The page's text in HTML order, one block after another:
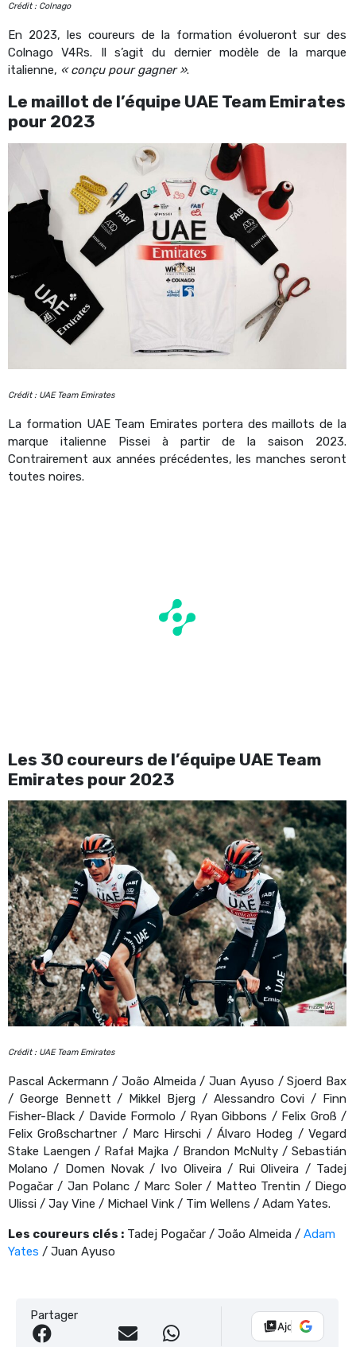
Crédit : Colnago
En 2023, les coureurs de la formation évolueront sur des
Colnago V4Rs. Il s’agit du dernier modèle de la marque
italienne, « conçu pour gagner ».
Le maillot de l’équipe UAE Team Emirates
pour 2023
Crédit : UAE Team Emirates
La formation UAE Team Emirates portera des maillots de la
marque italienne Pissei à partir de la saison 2023.
Contrairement aux années précédentes, les manches seront
toutes noires.
Les 30 coureurs de l’équipe UAE Team
Emirates pour 2023
Crédit : UAE Team Emirates
Pascal Ackermann / João Almeida / Juan Ayuso / Sjoerd Bax
/ George Bennett / Mikkel Bjerg / Alessandro Covi / Finn
Fisher-Black / Davide Formolo / Ryan Gibbons / Felix Groß /
Felix Großschartner / Marc Hirschi / Álvaro Hodeg / Vegard
Stake Laengen / Rafał Majka / Brandon McNulty / Sebastián
Molano / Domen Novak / Ivo Oliveira / Rui Oliveira / Tadej
Pogačar / Jan Polanc / Marc Soler / Matteo Trentin / Diego
Ulissi / Jay Vine / Michael Vink / Tim Wellens / Adam Yates.
Les coureurs clés : Tadej Pogačar / João Almeida / Adam
Yates / Juan Ayuso
Partager
Ajouter Vélo